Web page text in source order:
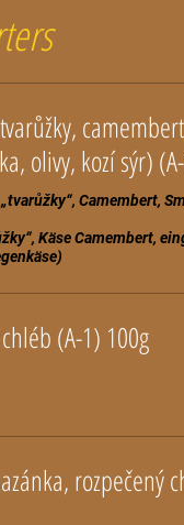
Camembert,
Käse Camembert,
(A-1) 100g
rozpečený